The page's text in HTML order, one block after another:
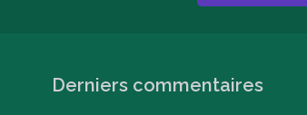
Derniers commentaires